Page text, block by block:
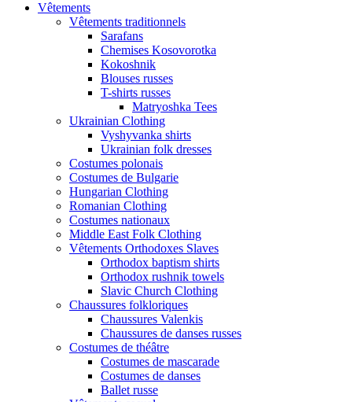
Vêtements
Vêtements traditionnels
Sarafans
Chemises Kosovorotka
Kokoshnik
Blouses russes
T-shirts russes
Matryoshka Tees
Ukrainian Clothing
Vyshyvanka shirts
Ukrainian folk dresses
Costumes polonais
Costumes de Bulgarie
Hungarian Clothing
Romanian Clothing
Costumes nationaux
Middle East Folk Clothing
Vêtements Orthodoxes Slaves
Orthodox baptism shirts
Orthodox rushnik towels
Slavic Church Clothing
Chaussures folkloriques
Chaussures Valenkis
Chaussures de danses russes
Costumes de théâtre
Costumes de mascarade
Costumes de danses
Ballet russe